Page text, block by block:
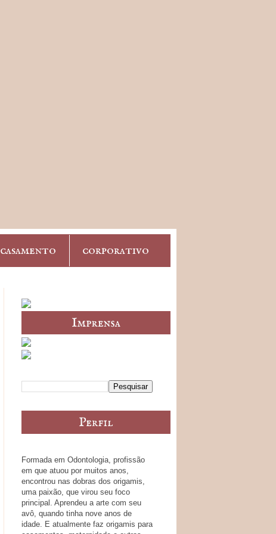
casamento corporativo
Formada em Odontologia, profissão
em que atuou por muitos anos,
encontrou nas dobras dos origamis,
uma paixão, que virou seu foco
principal. Aprendeu a arte com seu
avô, quando tinha nove anos de
idade. E atualmente faz origamis para